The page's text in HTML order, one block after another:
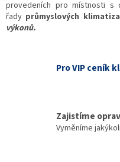
provedeních pro místnosti s
řady průmyslových
výkonů.
Pro VIP ceník
Zajistíme
Vyměníme